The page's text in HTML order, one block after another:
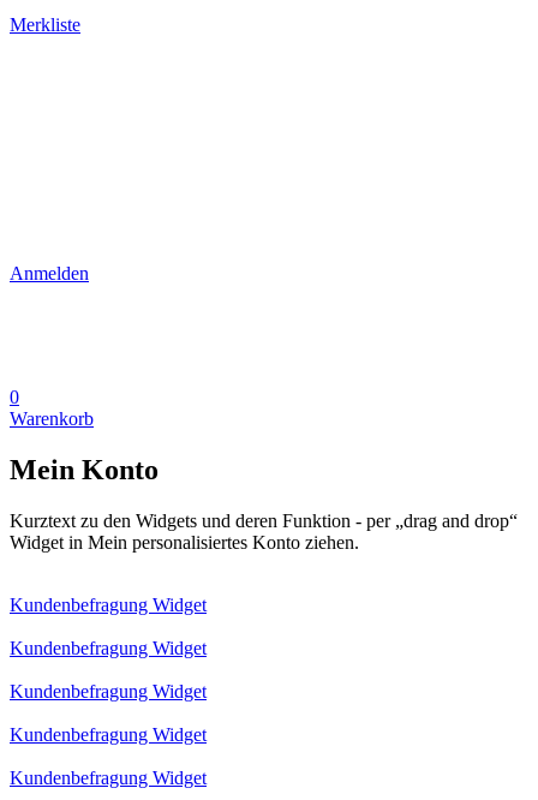
Merkliste
Anmelden
0
Warenkorb
Mein Konto
Kurztext zu den Widgets und deren Funktion - per „drag and drop“
Widget in Mein personalisiertes Konto ziehen.
Kundenbefragung Widget
Kundenbefragung Widget
Kundenbefragung Widget
Kundenbefragung Widget
Kundenbefragung Widget